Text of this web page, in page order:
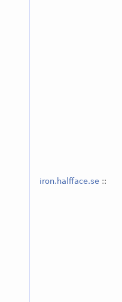
iron.halfface.se::